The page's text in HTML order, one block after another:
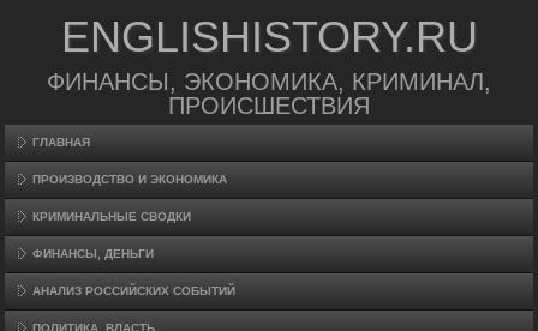
ENGLISHISTORY.RU
ФИНАНСЫ, ЭКОНОМИКА, КРИМИНАЛ,
ПРОИСШЕСТВИЯ
ГЛАВНАЯ
ПРОИЗВΟДСТВО И ЭКОНОМИКА
КРИМИНАЛЬНЫЕ СВОДКИ
ФИНАНСЫ, ДЕНЬГИ
АНАЛИЗ РОССИЙСКИХ СОБЫТИЙ